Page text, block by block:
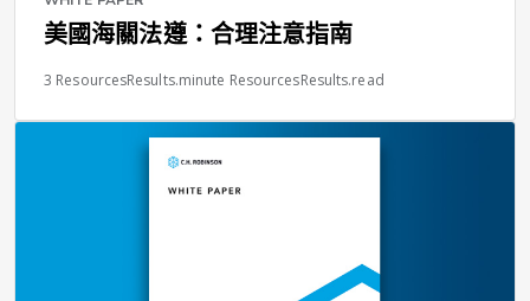
美國海關法遵：合理注意指南
3 ResourcesResults.minute ResourcesResults.read